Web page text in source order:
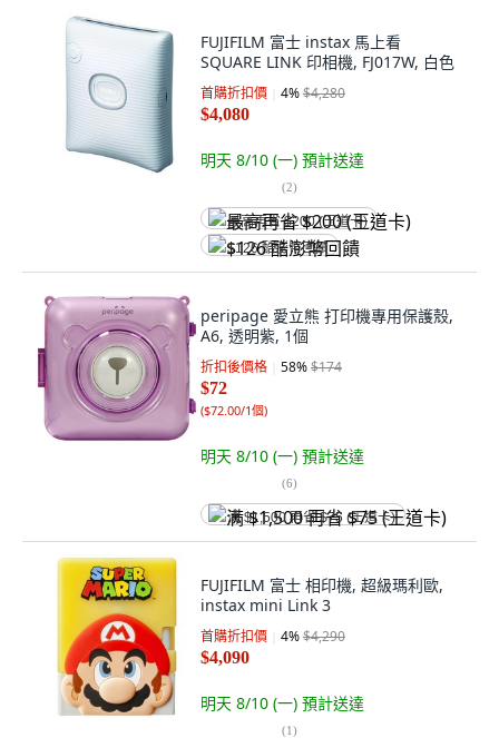
FUJIFILM 富士 instax 馬上看
SQUARE LINK 印相機, FJ017W, 白色
首購折扣價 4%$4,280
$4,080
明天 8/10 (一) 預計送達
(2)
最高再省 $200 (王道卡)
$126 酷澎幣回饋
peripage 愛立熊 打印機專用保護殼,
A6, 透明紫, 1個
折扣後價格 58%$174
$72
($72.00/1個)
明天 8/10 (一) 預計送達
(6)
满 $1,500 再省 $75 (王道卡)
FUJIFILM 富士 相印機, 超級瑪利歐,
instax mini Link 3
首購折扣價 4%$4,290
$4,090
明天 8/10 (一) 預計送達
(1)